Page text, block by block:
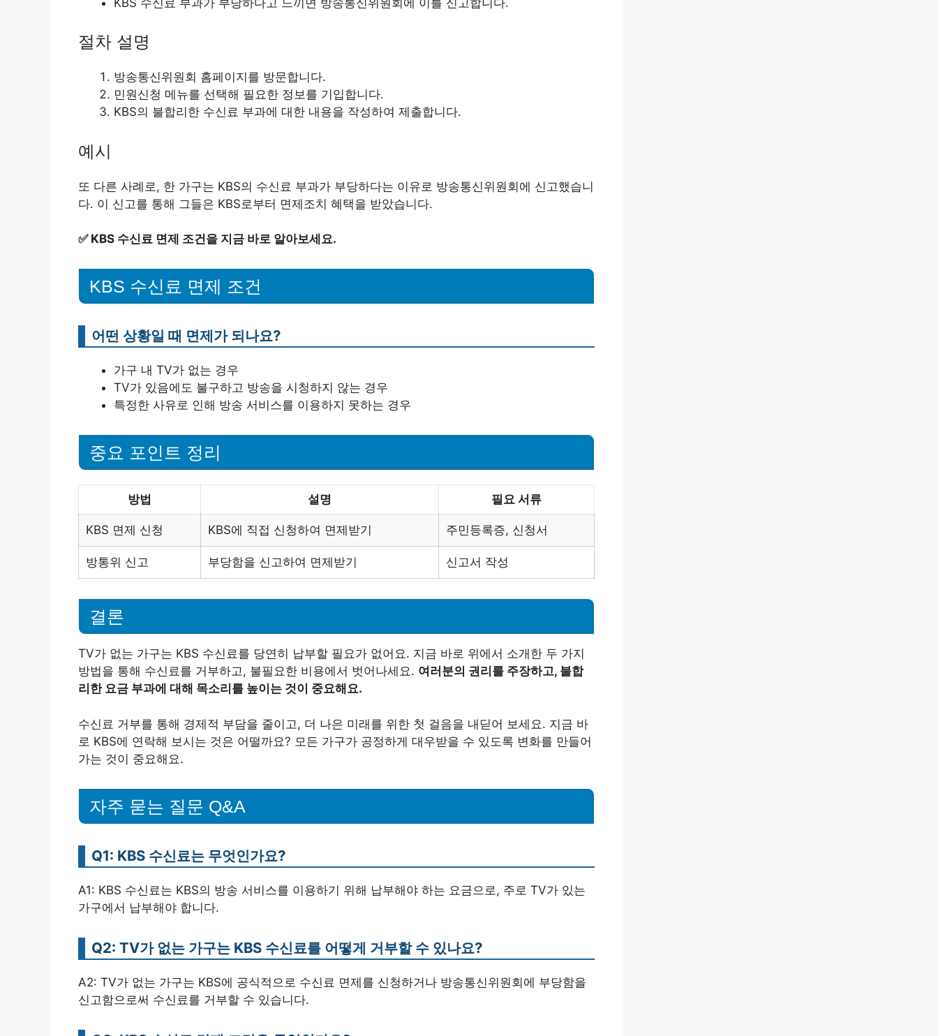
절차 설명
방송통신위원회 홈페이지를 방문합니다.
민원신청 메뉴를 선택해 필요한 정보를 기입합니다.
KBS의 불합리한 수신료 부과에 대한 내용을 작성하여 제출합니다.
예시
또 다른 사례로, 한 가구는 KBS의 수신료 부과가 부당하다는 이유로 방송통신위원회에 신고했습니
다. 이 신고를 통해 그들은 KBS로부터 면제조치 혜택을 받았습니다.
✅ KBS 수신료 면제 조건을 지금 바로 알아보세요.
KBS 수신료 면제 조건
어떤 상황일 때 면제가 되나요?
가구 내 TV가 없는 경우
TV가 있음에도 불구하고 방송을 시청하지 않는 경우
특정한 사유로 인해 방송 서비스를 이용하지 못하는 경우
중요 포인트 정리
방법 설명 필요 서류
KBS 면제 신청 KBS에 직접 신청하여 면제받기 주민등록증, 신청서
방통위 신고 부당함을 신고하여 면제받기 신고서 작성
결론
TV가 없는 가구는 KBS 수신료를 당연히 납부할 필요가 없어요. 지금 바로 위에서 소개한 두 가지
방법을 통해 수신료를 거부하고, 불필요한 비용에서 벗어나세요. 여러분의 권리를 주장하고, 불합
리한 요금 부과에 대해 목소리를 높이는 것이 중요해요.
수신료 거부를 통해 경제적 부담을 줄이고, 더 나은 미래를 위한 첫 걸음을 내딛어 보세요. 지금 바
로 KBS에 연락해 보시는 것은 어떨까요? 모든 가구가 공정하게 대우받을 수 있도록 변화를 만들어
가는 것이 중요해요.
자주 묻는 질문 Q&A
Q1: KBS 수신료는 무엇인가요?
A1: KBS 수신료는 KBS의 방송 서비스를 이용하기 위해 납부해야 하는 요금으로, 주로 TV가 있는
가구에서 납부해야 합니다.
Q2: TV가 없는 가구는 KBS 수신료를 어떻게 거부할 수 있나요?
A2: TV가 없는 가구는 KBS에 공식적으로 수신료 면제를 신청하거나 방송통신위원회에 부당함을
신고함으로써 수신료를 거부할 수 있습니다.